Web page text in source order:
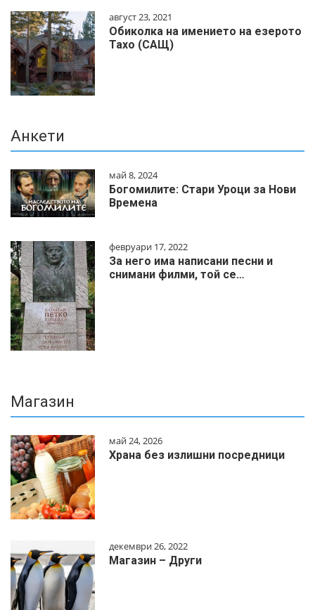
август 23, 2021
Обиколка на имението на езерото
Тахо (САЩ)
Анкети
май 8, 2024
Богомилите: Стари Уроци за Нови
Времена
февруари 17, 2022
За него има написани песни и
снимани филми, той се…
Магазин
май 24, 2026
Храна без излишни посредници
декември 26, 2022
Магазин – Други